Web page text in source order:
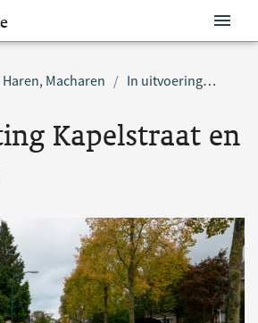
Haren, Macharen In uitvoering
Kapelstraat en